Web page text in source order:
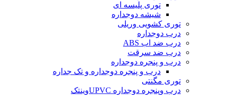
توری پلیسه ای
شیشه دوجداره
توری کشویی وریلی
درب دوجداره
درب ضد اب ABS
درب ضد سرقت
درب و پنجره دوجداره
درب و پنجره دوجداره و تک جداره
توری مگنتی
درب وپنجره دوجداره UPVCوینتک